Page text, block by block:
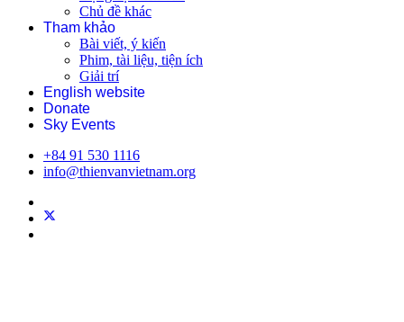
Chủ đề khác
Tham khảo
Bài viết, ý kiến
Phim, tài liệu, tiện ích
Giải trí
English website
Donate
Sky Events
+84 91 530 1116
info@thienvanvietnam.org